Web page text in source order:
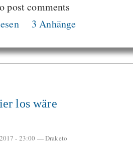
post comments
3 Anhänge
los wäre
- 23:00 —Draketo